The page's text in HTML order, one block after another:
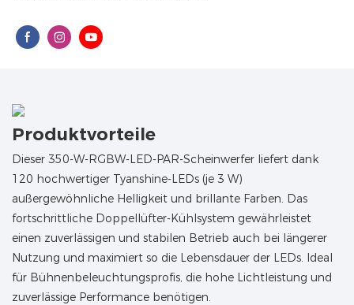
Produktvorteile
Dieser 350-W-RGBW-LED-PAR-Scheinwerfer liefert dank
120 hochwertiger Tyanshine-LEDs (je 3 W)
außergewöhnliche Helligkeit und brillante Farben. Das
fortschrittliche Doppellüfter-Kühlsystem gewährleistet
einen zuverlässigen und stabilen Betrieb auch bei längerer
Nutzung und maximiert so die Lebensdauer der LEDs. Ideal
für Bühnenbeleuchtungsprofis, die hohe Lichtleistung und
zuverlässige Performance benötigen.